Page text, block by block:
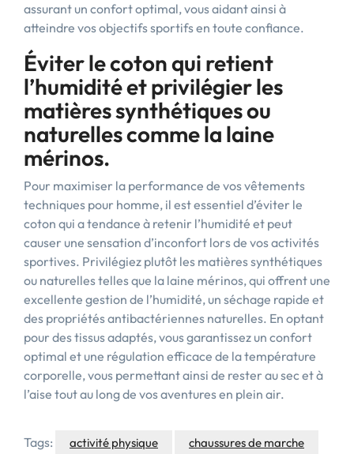
assurant un confort optimal, vous aidant ainsi à
atteindre vos objectifs sportifs en toute confiance.
Éviter le coton qui retient
l’humidité et privilégier les
matières synthétiques ou
naturelles comme la laine
mérinos.
Pour maximiser la performance de vos vêtements
techniques pour homme, il est essentiel d’éviter le
coton qui a tendance à retenir l’humidité et peut
causer une sensation d’inconfort lors de vos activités
sportives. Privilégiez plutôt les matières synthétiques
ou naturelles telles que la laine mérinos, qui offrent une
excellente gestion de l’humidité, un séchage rapide et
des propriétés antibactériennes naturelles. En optant
pour des tissus adaptés, vous garantissez un confort
optimal et une régulation efficace de la température
corporelle, vous permettant ainsi de rester au sec et à
l’aise tout au long de vos aventures en plein air.
Tags: activité physique
chaussures de marche